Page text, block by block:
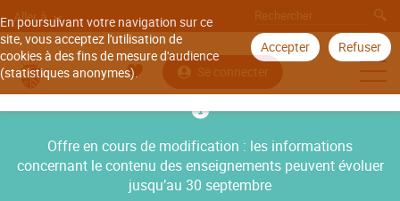
En poursuivant votre navigation sur ce
site, vous acceptez l'utilisation de
cookies à des fins de mesure d'audience
(statistiques anonymes).
Accepter Refuser
Aller à
Se connecter
Offre en cours de modification : les informations
concernant le contenu des enseignements peuvent évoluer
jusqu’au 30 septembre